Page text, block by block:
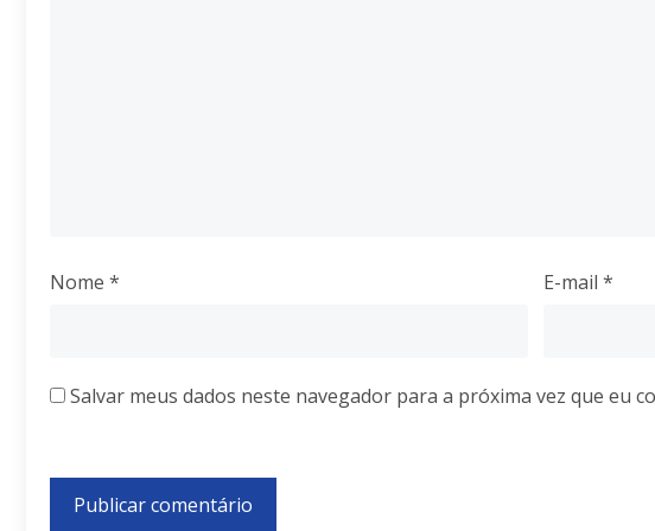
Nome * E-mail *
Salvar meus dados neste navegador para a próxima vez que eu